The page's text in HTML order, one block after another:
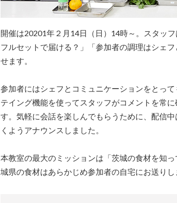
開催は20201年２月14日（日）14時～。スタッ
フルセットで届ける？」「参加者の調理はシェ
せます。
参加者にはシェフとコミュニケーションをとっ
テイング機能を使ってスタッフがコメントを常
す。気軽に会話を楽しんでもらうために、配信
くようアナウンスしました。
本教室の最大のミッションは「茨城の食材を知
城県の食材はあらかじめ参加者の自宅にお送りし